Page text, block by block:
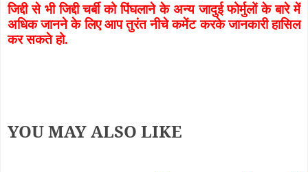
जिद्दी से भी जिद्दी चर्बी को पिंघलाने के अन्य जादुई फोर्मुलों के बारे में
अधिक जानने के लिए आप तुरंत नीचे कमेंट करके जानकारी हासिल
कर सकते हो.
YOU MAY ALSO LIKE